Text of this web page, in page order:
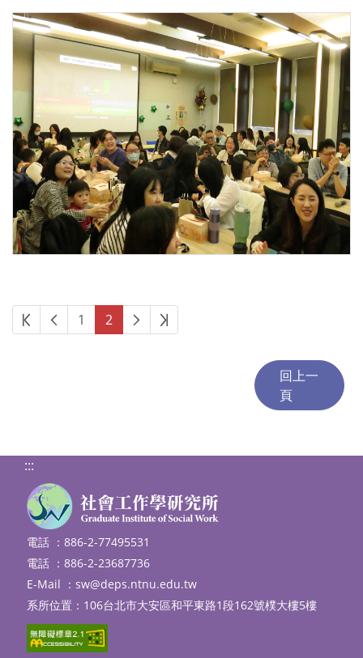
第一頁上一頁
1 2 下一頁最後頁
:::
電話 ：886-2-77495531
電話 ：886-2-23687736
E-Mail ： sw@deps.ntnu.edu.tw
系所位置：106台北市大安區和平東路1段162號樸大樓5樓